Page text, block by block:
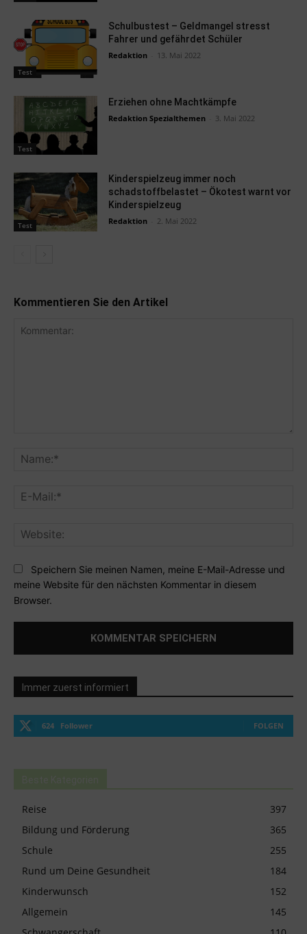
Test
Schulbustest – Geldmangel stresst
Fahrer und gefährdet Schüler
Redaktion 13. Mai 2022
Test
Erziehen ohne Machtkämpfe
Redaktion Spezialthemen 3. Mai 2022
Test
Kinderspielzeug immer noch
schadstoffbelastet – Ökotest warnt vor
Kinderspielzeug
Redaktion 2. Mai 2022
Kommentieren Sie den Artikel
Speichern Sie meinen Namen, meine E-Mail-Adresse und
meine Website für den nächsten Kommentar in diesem
Browser.
Immer zuerst informiert
624 Follower FOLGEN
Reise
397
Bildung und Förderung
365
Schule
255
Rund um Deine Gesundheit
184
Kinderwunsch
152
Allgemein
145